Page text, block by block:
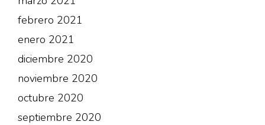
febrero 2021
enero 2021
diciembre 2020
noviembre 2020
octubre 2020
septiembre 2020